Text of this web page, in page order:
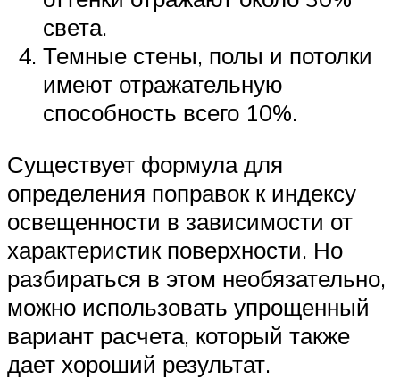
света.
Темные стены, полы и потолки
имеют отражательную
способность всего 10%.
Существует формула для
определения поправок к индексу
освещенности в зависимости от
характеристик поверхности. Но
разбираться в этом необязательно,
можно использовать упрощенный
вариант расчета, который также
дает хороший результат.